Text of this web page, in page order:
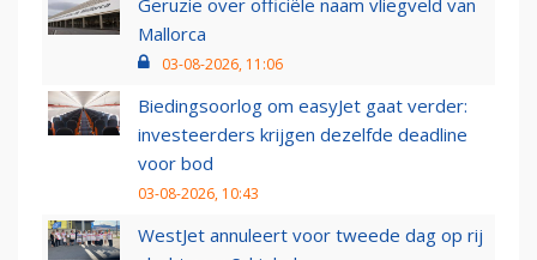
Mallorca
03-08-2026, 11:06
Biedingsoorlog om easyJet gaat verder:
investeerders krijgen dezelfde deadline
voor bod
03-08-2026, 10:43
WestJet annuleert voor tweede dag op rij